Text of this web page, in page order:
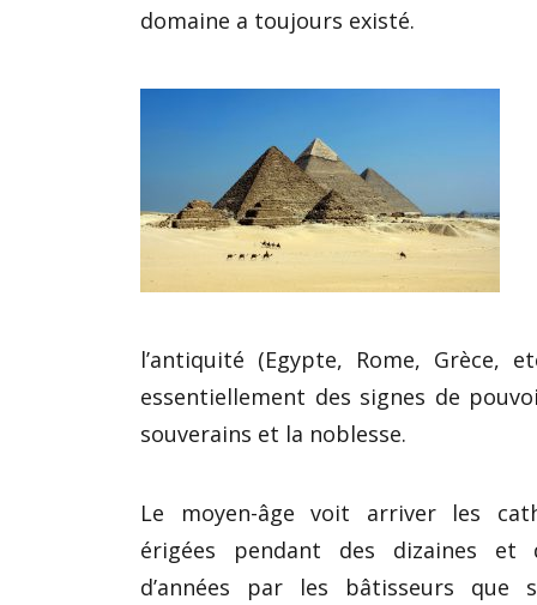
domaine a toujours existé.
l’antiquité (Egypte, Rome, Grèce,
essentiellement des signes de
souverains et la noblesse.
Le moyen-âge voit arriver les
érigées pendant des dizaines et
d’années par les bâtisseurs que